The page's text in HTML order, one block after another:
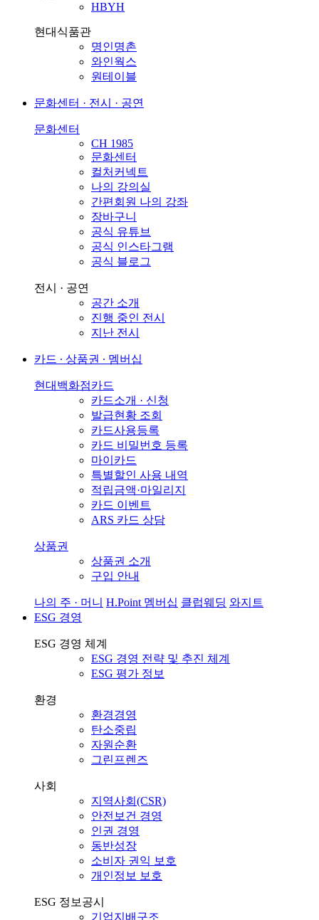
HBYH
현대식품관
명인명촌
와인웍스
원테이블
문화센터 · 전시 · 공연
문화센터
CH 1985
문화센터
컬처커넥트
나의 강의실
간편회원 나의 강좌
장바구니
공식 유튜브
공식 인스타그램
공식 블로그
전시 · 공연
공간 소개
진행 중인 전시
지난 전시
카드 ∙ 상품권 ∙ 멤버십
현대백화점카드
카드소개 · 신청
발급현황 조회
카드사용등록
카드 비밀번호 등록
마이카드
특별할인 사용 내역
적립금액·마일리지
카드 이벤트
ARS 카드 상담
상품권
상품권 소개
구입 안내
나의 주 · 머니 H.Point 멤버십 클럽웨딩 와지트
ESG 경영
ESG 경영 체계
ESG 경영 전략 및 추진 체계
ESG 평가 정보
환경
환경경영
탄소중립
자원순환
그린프렌즈
사회
지역사회(CSR)
안전보건 경영
인권 경영
동반성장
소비자 권익 보호
개인정보 보호
ESG 정보공시
기업지배구조